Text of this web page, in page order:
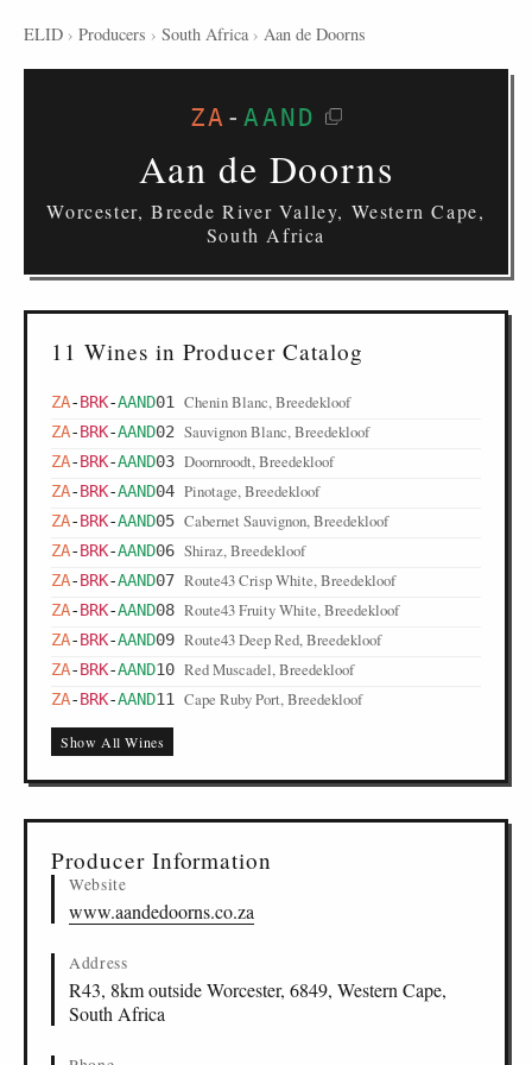
ELID › Producers › South Africa › Aan de Doorns
ZA -AAND
Aan de Doorns
Worcester, Breede River Valley, Western Cape,
South Africa
11 Wines in Producer Catalog
ZA-BRK-AAND01 Chenin Blanc, Breedekloof
ZA-BRK-AAND02 Sauvignon Blanc, Breedekloof
ZA-BRK-AAND03 Doornroodt, Breedekloof
ZA-BRK-AAND04 Pinotage, Breedekloof
ZA-BRK-AAND05 Cabernet Sauvignon, Breedekloof
ZA-BRK-AAND06 Shiraz, Breedekloof
ZA-BRK-AAND07 Route43 Crisp White, Breedekloof
ZA-BRK-AAND08 Route43 Fruity White, Breedekloof
ZA-BRK-AAND09 Route43 Deep Red, Breedekloof
ZA-BRK-AAND10 Red Muscadel, Breedekloof
ZA-BRK-AAND11 Cape Ruby Port, Breedekloof
Show All Wines
Producer Information
Website
www.aandedoorns.co.za
Address
R43, 8km outside Worcester, 6849, Western Cape,
South Africa